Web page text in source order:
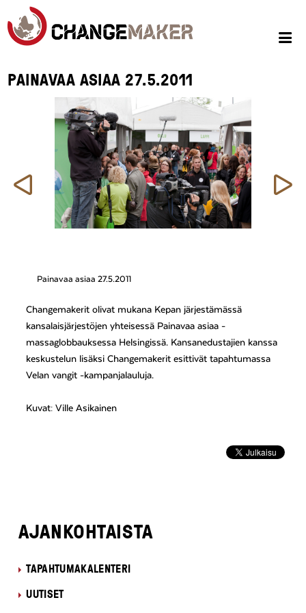
PAINAVAA ASIAA 27.5.2011
Painavaa asiaa 27.5.2011
Edellinen
Changemakerit olivat mukana Kepan järjestämässä
kansalaisjärjestöjen yhteisessä Painavaa asiaa -
massaglobbauksessa Helsingissä. Kansanedustajien kanssa
keskustelun lisäksi Changemakerit esittivät tapahtumassa
Velan vangit -kampanjalauluja.
Kuvat: Ville Asikainen
AJANKOHTAISTA
TAPAHTUMAKALENTERI
UUTISET